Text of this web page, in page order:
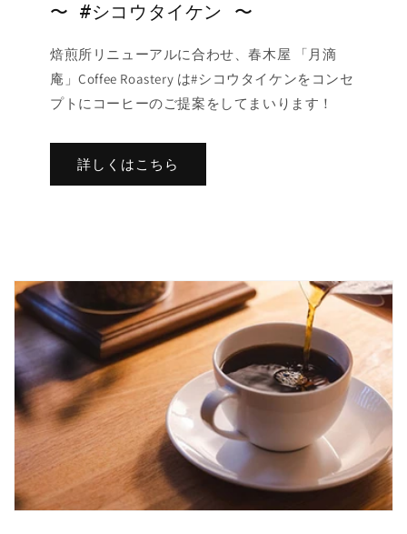
〜 #シコウタイケン 〜
焙煎所リニューアルに合わせ、春木屋 「月滴
庵」Coffee Roastery は#シコウタイケンをコンセ
プトにコーヒーのご提案をしてまいります！
詳しくはこちら